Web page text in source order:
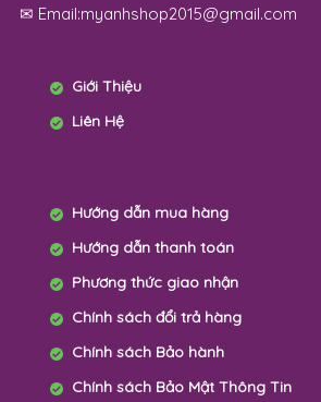
✉ Email:myanhshop2015@gmail.com
Giới Thiệu
Liên Hệ
Hướng dẫn mua hàng
Hướng dẫn thanh toán
Phương thức giao nhận
Chính sách đổi trả hàng
Chính sách Bảo hành
Chính sách Bảo Mật Thông Tin